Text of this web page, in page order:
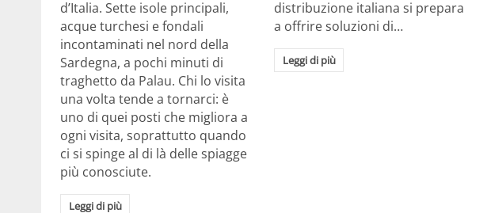
d’Italia. Sette isole principali,
acque turchesi e fondali
incontaminati nel nord della
Sardegna, a pochi minuti di
traghetto da Palau. Chi lo visita
una volta tende a tornarci: è
uno di quei posti che migliora a
ogni visita, soprattutto quando
ci si spinge al di là delle spiagge
più conosciute.
Leggi di più
distribuzione italiana si prepara
a offrire soluzioni di…
Leggi di più